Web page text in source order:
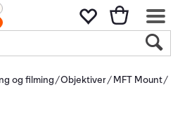
og filming Objektiver
MFT Mount